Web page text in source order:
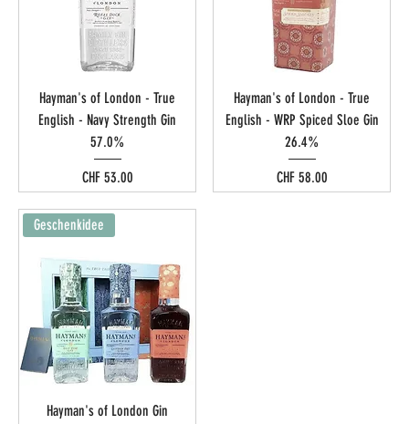
Hayman's of London - True
English - Navy Strength Gin
57.0%
Preis
CHF 53.00
Hayman's of London - True
English - WRP Spiced Sloe Gin
26.4%
Preis
CHF 58.00
Geschenkidee
Hayman's of London Gin